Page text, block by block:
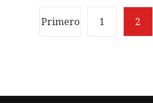
Primero 1 2